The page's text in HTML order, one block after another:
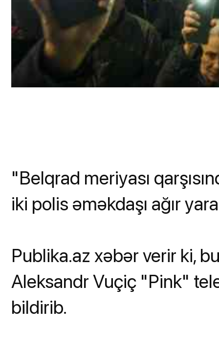
"Belqrad meriyası
iki polis əməkdaşı ağır
Publika.az xəbər verir ki,
Aleksandr Vuçiç "Pink"
bildirib.